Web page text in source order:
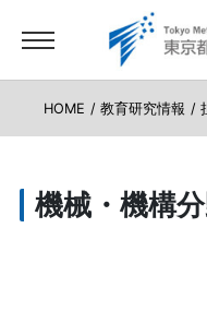
HOME 教育研究情報
機械・機構